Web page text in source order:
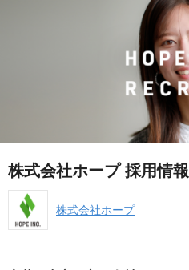
株式会社ホープ 採用情報
株式会社ホープ